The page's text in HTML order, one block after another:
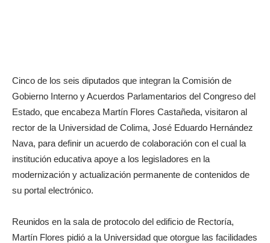
Cinco de los seis diputados que integran la Comisión de
Gobierno Interno y Acuerdos Parlamentarios del Congreso del
Estado, que encabeza Martín Flores Castañeda, visitaron al
rector de la Universidad de Colima, José Eduardo Hernández
Nava, para definir un acuerdo de colaboración con el cual la
institución educativa apoye a los legisladores en la
modernización y actualización permanente de contenidos de
su portal electrónico.
Reunidos en la sala de protocolo del edificio de Rectoría,
Martín Flores pidió a la Universidad que otorgue las facilidades